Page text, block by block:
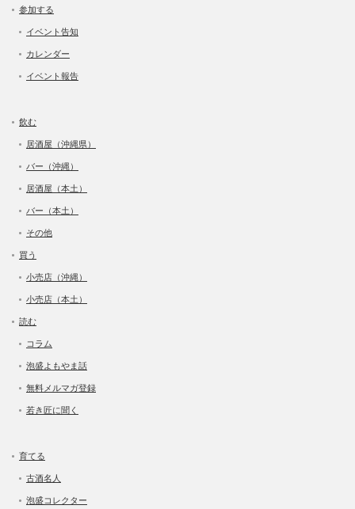
参加する
イベント告知
カレンダー
イベント報告
飲む
居酒屋（沖縄県）
バー（沖縄）
居酒屋（本土）
バー（本土）
その他
買う
小売店（沖縄）
小売店（本土）
読む
コラム
泡盛よもやま話
無料メルマガ登録
若き匠に聞く
育てる
古酒名人
泡盛コレクター